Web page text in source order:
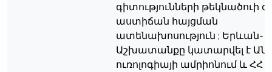
գիտությունների թեկնածուի
աստիճան հայցման
ատենախոսություն ; Երևան-
Աշխատանքը կատարվել է ԱՆ
ուռոլոգիայի ամրիոնում և ՀՀ